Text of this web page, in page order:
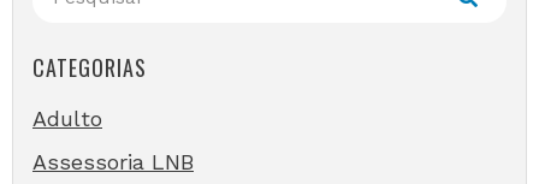
CATEGORIAS
Adulto
Assessoria LNB